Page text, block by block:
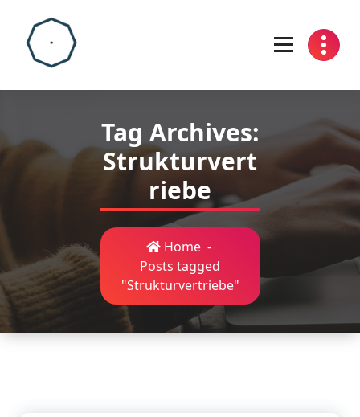
content
Tag Archives:
Strukturvert
riebe
Home-
Posts tagged
"Strukturvertriebe"